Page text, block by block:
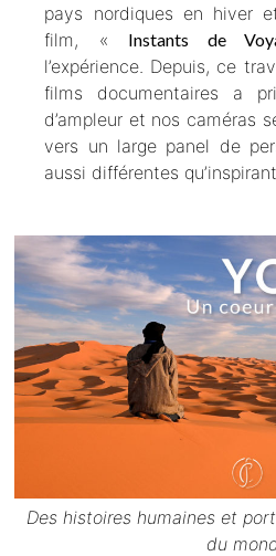
pays nordiques en hiver
film, « Instants de
l’expérience. Depuis, ce
films documentaires a
d’ampleur et nos caméras
vers un large panel de
aussi différentes
Des histoires humaines et
du